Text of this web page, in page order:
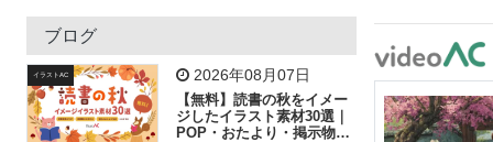
吹き出し
飛行機 グラフ ビル 魚 家族 書類
歩く 工場 会社 太陽 キラキラ
ブログ
イラストAC 2026年08月07日
【無料】読書の秋をイメー
ジしたイラスト素材30選｜
POP・おたより・掲示物に